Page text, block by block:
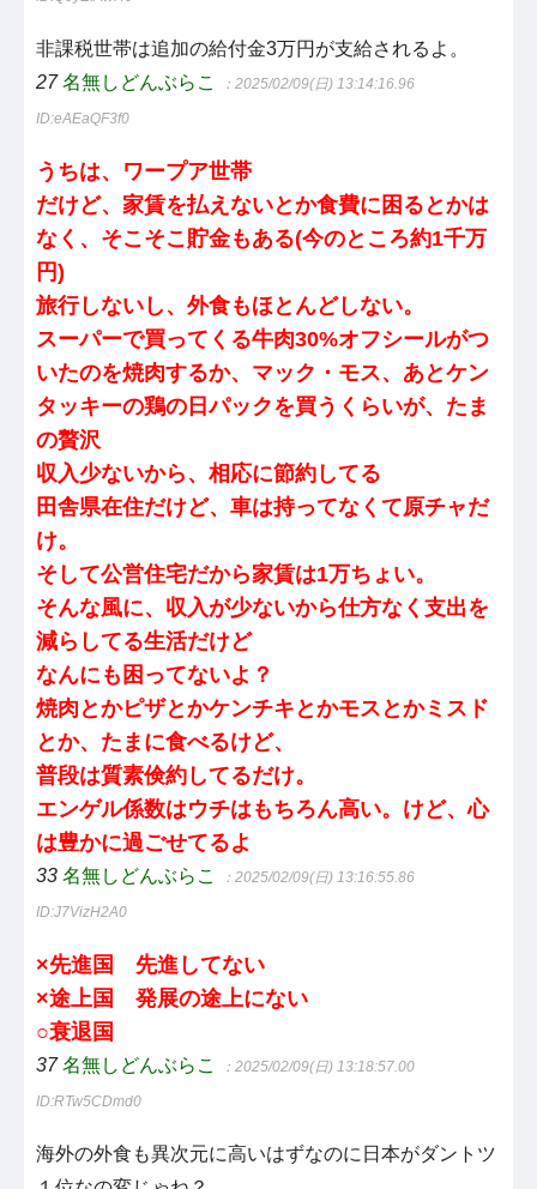
非課税世帯は追加の給付金3万円が支給されるよ。
27 名無しどんぶらこ ：2025/02/09(日) 13:14:16.96
ID:eAEaQF3f0
うちは、ワープア世帯
だけど、家賃を払えないとか食費に困るとかは
なく、そこそこ貯金もある(今のところ約1千万
円)
旅行しないし、外食もほとんどしない。
スーパーで買ってくる牛肉30%オフシールがつ
いたのを焼肉するか、マック・モス、あとケン
タッキーの鶏の日パックを買うくらいが、たま
の贅沢
収入少ないから、相応に節約してる
田舎県在住だけど、車は持ってなくて原チャだ
け。
そして公営住宅だから家賃は1万ちょい。
そんな風に、収入が少ないから仕方なく支出を
減らしてる生活だけど
なんにも困ってないよ？
焼肉とかピザとかケンチキとかモスとかミスド
とか、たまに食べるけど、
普段は質素倹約してるだけ。
エンゲル係数はウチはもちろん高い。けど、心
は豊かに過ごせてるよ
33 名無しどんぶらこ ：2025/02/09(日) 13:16:55.86
ID:J7VizH2A0
×先進国 先進してない
×途上国 発展の途上にない
○衰退国
37 名無しどんぶらこ ：2025/02/09(日) 13:18:57.00
ID:RTw5CDmd0
海外の外食も異次元に高いはずなのに日本がダントツ